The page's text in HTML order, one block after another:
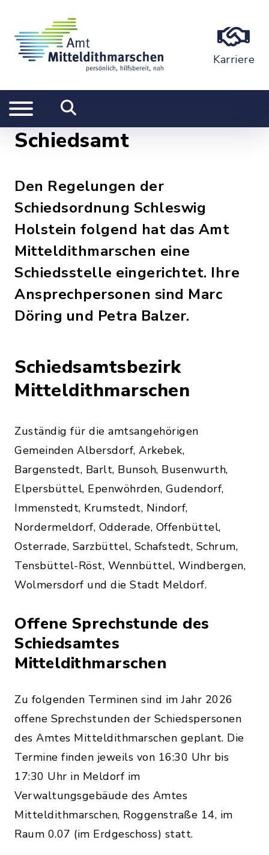
Karriere
Schiedsamt
Den Regelungen der
Schiedsordnung Schleswig
Holstein folgend hat das Amt
Mitteldithmarschen eine
Schiedsstelle eingerichtet. Ihre
Ansprechpersonen sind Marc
Döring und Petra Balzer.
Schiedsamtsbezirk
Mitteldithmarschen
Zuständig für die amtsangehörigen
Gemeinden Albersdorf, Arkebek,
Bargenstedt, Barlt, Bunsoh, Busenwurth,
Elpersbüttel, Epenwöhrden, Gudendorf,
Immenstedt, Krumstedt, Nindorf,
Nordermeldorf, Odderade, Offenbüttel,
Osterrade, Sarzbüttel, Schafstedt, Schrum,
Tensbüttel-Röst, Wennbüttel, Windbergen,
Wolmersdorf und die Stadt Meldorf.
Offene Sprechstunde des
Schiedsamtes
Mitteldithmarschen
Zu folgenden Terminen sind im Jahr 2026
offene Sprechstunden der Schiedspersonen
des Amtes Mitteldithmarschen geplant. Die
Termine finden jeweils von 16:30 Uhr bis
17:30 Uhr in Meldorf im
Verwaltungsgebäude des Amtes
Mitteldithmarschen, Roggenstraße 14, im
Raum 0.07 (im Erdgeschoss) statt.